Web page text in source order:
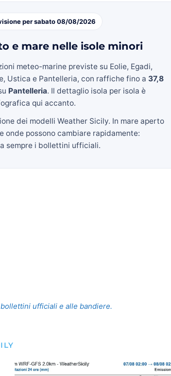
per sabato 08/08/2026
e mare nelle isole minori
meteo-marine previste su Eolie, Egadi,
Ustica e Pantelleria, con raffiche fino a 37,8
Pantelleria. Il dettaglio isola per isola è
qui accanto.
dei modelli Weather Sicily. In mare aperto
onde possono cambiare rapidamente:
sempre i bollettini ufficiali.
ufficiali e alle bandiere.